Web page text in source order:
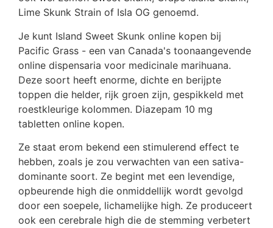
Lime Skunk Strain of Isla OG genoemd.
Je kunt Island Sweet Skunk online kopen bij
Pacific Grass - een van Canada's toonaangevende
online dispensaria voor medicinale marihuana.
Deze soort heeft enorme, dichte en berijpte
toppen die helder, rijk groen zijn, gespikkeld met
roestkleurige kolommen. Diazepam 10 mg
tabletten online kopen.
Ze staat erom bekend een stimulerend effect te
hebben, zoals je zou verwachten van een sativa-
dominante soort. Ze begint met een levendige,
opbeurende high die onmiddellijk wordt gevolgd
door een soepele, lichamelijke high. Ze produceert
ook een cerebrale high die de stemming verbetert